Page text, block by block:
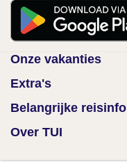
Onze vakanties
Extra's
Belangrijke reisinfo
Over TUI